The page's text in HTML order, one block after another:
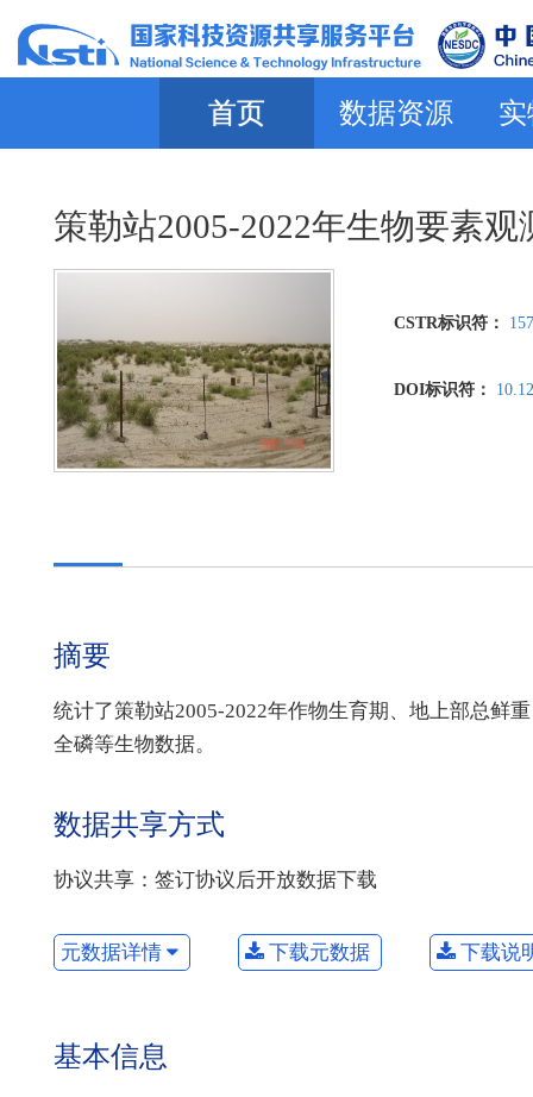
首页 数据资源
策勒站2005-2022年生物要素观
CSTR标识符：
DOI标识符：
摘要
统计了策勒站2005-2022年作物生育期、地上部总鲜
全磷等生物数据。
数据共享方式
协议共享：签订协议后开放数据下载
元数据详情 下载元数据 下载说
基本信息